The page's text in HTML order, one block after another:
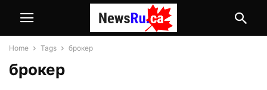
Home Tags брокер
брокер